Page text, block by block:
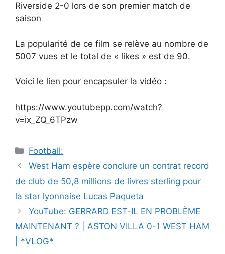
Riverside 2-0 lors de son premier match de
saison
La popularité de ce film se relève au nombre de
5007 vues et le total de « likes » est de 90.
Voici le lien pour encapsuler la vidéo :
https://www.youtubepp.com/watch?
v=ix_ZQ_6TPzw
Catégories
Football:
Navigation
des
West Ham espère conclure un contrat record
de club de 50,8 millions de livres sterling pour
la star lyonnaise Lucas Paqueta
YouTube: GERRARD EST-IL EN PROBLÈME
MAINTENANT ? | ASTON VILLA 0-1 WEST HAM
| *VLOG*